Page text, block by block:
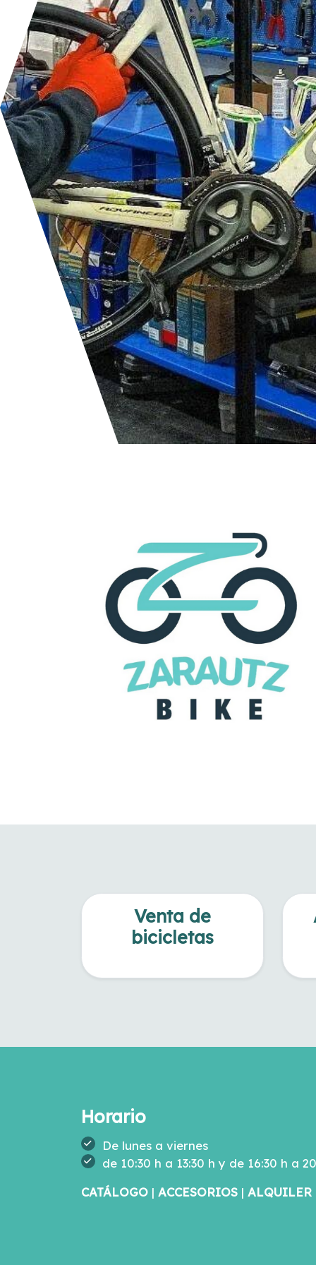
Venta de
bicicletas
Horario
De lunes a viernes
de 10:30 h a 13:30 h y de 16:30 h a
CATÁLOGO | ACCESORIOS | ALQUILER